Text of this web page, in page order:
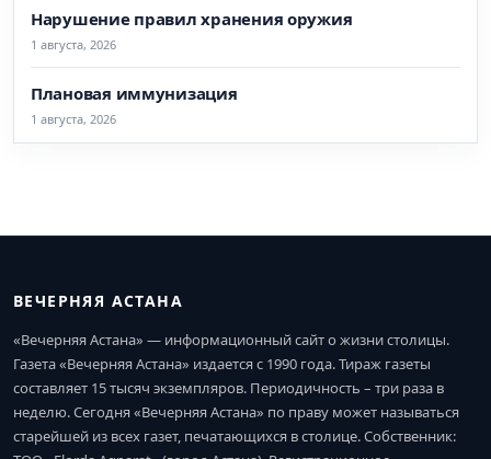
Нарушение правил хранения оружия
1 августа, 2026
Плановая иммунизация
1 августа, 2026
ВЕЧЕРНЯЯ АСТАНА
«Вечерняя Астана» — информационный сайт о жизни столицы.
Газета «Вечерняя Астана» издается с 1990 года. Тираж газеты
составляет 15 тысяч экземпляров. Периодичность – три раза в
неделю. Сегодня «Вечерняя Астана» по праву может называться
старейшей из всех газет, печатающихся в столице. Собственник: